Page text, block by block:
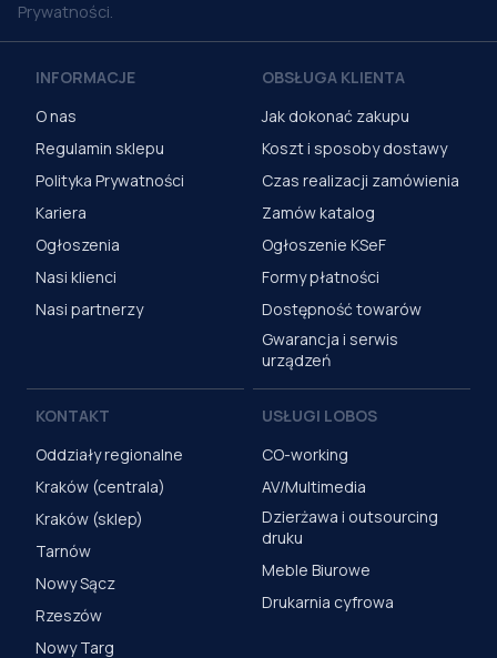
Prywatności.
INFORMACJE
O nas
Regulamin sklepu
Polityka Prywatności
Kariera
Ogłoszenia
Nasi klienci
Nasi partnerzy
OBSŁUGA KLIENTA
Jak dokonać zakupu
Koszt i sposoby dostawy
Czas realizacji zamówienia
Zamów katalog
Ogłoszenie KSeF
Formy płatności
Dostępność towarów
Gwarancja i serwis
urządzeń
KONTAKT
Oddziały regionalne
Kraków (centrala)
Kraków (sklep)
Tarnów
Nowy Sącz
Rzeszów
Nowy Targ
USŁUGI LOBOS
CO-working
AV/Multimedia
Dzierżawa i outsourcing
druku
Meble Biurowe
Drukarnia cyfrowa